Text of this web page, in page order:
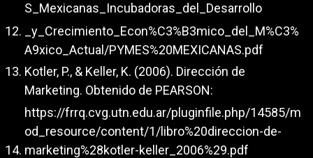
S_Mexicanas_Incubadoras_del_Desarrollo
_y_Crecimiento_Econ%C3%B3mico_del_M%C3%
A9xico_Actual/PYMES%20MEXICANAS.pdf
Kotler, P., & Keller, K. (2006). Dirección de
Marketing. Obtenido de PEARSON:
https://frrq.cvg.utn.edu.ar/pluginfile.php/14585/m
od_resource/content/1/libro%20direccion-de-
marketing%28kotler-keller_2006%29.pdf